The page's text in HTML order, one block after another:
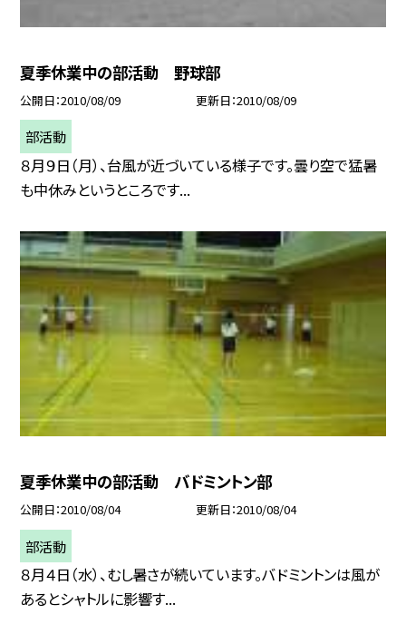
夏季休業中の部活動 野球部
公開日 2010/08/09 更新日 2010/08/09
部活動
８月９日（月）、台風が近づいている様子です。曇り空で猛暑
も中休みというところです...
夏季休業中の部活動 バドミントン部
公開日 2010/08/04 更新日 2010/08/04
部活動
８月４日（水）、むし暑さが続いています。バドミントンは風が
あるとシャトルに影響す...